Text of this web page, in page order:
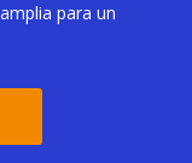
para un
año